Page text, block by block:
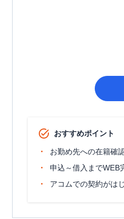
おすすめポイント
お勤め先への在籍確
申込～借入まで
アコムでの契約がは